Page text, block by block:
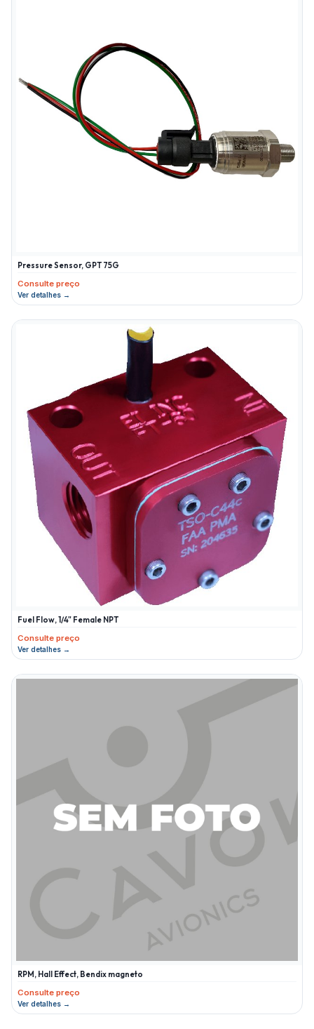
Pressure Sensor, GPT 75G
Consulte preço
Ver detalhes →
Fuel Flow, 1/4" Female NPT
Consulte preço
Ver detalhes →
RPM, Hall Effect, Bendix magneto
Consulte preço
Ver detalhes →